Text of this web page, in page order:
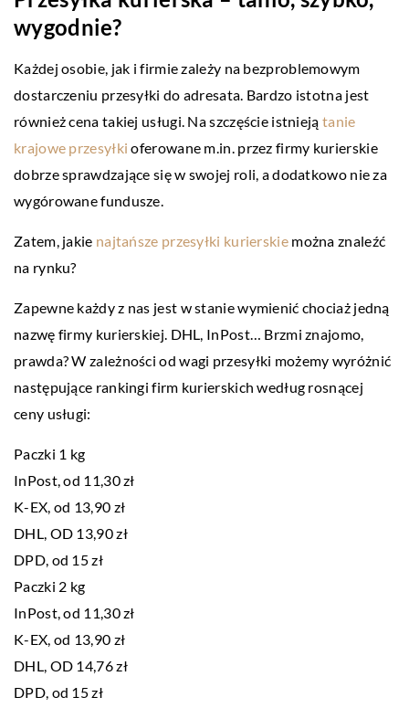
wygodnie?
Każdej osobie, jak i firmie zależy na bezproblemowym
dostarczeniu przesyłki do adresata. Bardzo istotna jest
również cena takiej usługi. Na szczęście istnieją tanie
krajowe przesyłki oferowane m.in. przez firmy kurierskie
dobrze sprawdzające się w swojej roli, a dodatkowo nie za
wygórowane fundusze.
Zatem, jakie najtańsze przesyłki kurierskiemożna znaleźć
na rynku?
Zapewne każdy z nas jest w stanie wymienić chociaż jedną
nazwę firmy kurierskiej. DHL, InPost… Brzmi znajomo,
prawda? W zależności od wagi przesyłki możemy wyróżnić
następujące rankingi firm kurierskich według rosnącej
ceny usługi:
Paczki 1 kg
InPost, od 11,30 zł
K-EX, od 13,90 zł
DHL, OD 13,90 zł
DPD, od 15 zł
Paczki 2 kg
InPost, od 11,30 zł
K-EX, od 13,90 zł
DHL, OD 14,76 zł
DPD, od 15 zł